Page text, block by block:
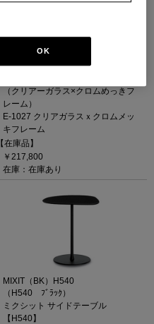
（クリアーガラス×クロムめっきフ
レーム）
E-1027 クリアガラスｘクロムメッ
キフレーム
【在庫品】
￥217,800
在庫：在庫あり
MIXIT（BK）H540
（H540 ﾌﾞﾗｯｸ）
ミクシット サイドテーブル
【H540】
OK